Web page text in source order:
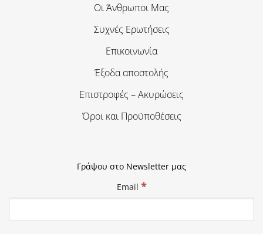
Οι Άνθρωποι Μας
Συχνές Ερωτήσεις
Επικοινωνία
Έξοδα αποστολής
Επιστροφές – Ακυρώσεις
Όροι και Προϋποθέσεις
Γράψου στο Newsletter μας
Email *